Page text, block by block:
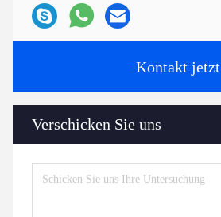
Kontakt jetzt
Verschicken Sie uns